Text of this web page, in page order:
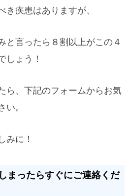
き疾患はありますが、
と言ったら８割以上がこの４
しょう！
ら、下記のフォームからお気
い。
みに！
まったらすぐにご連絡くだ